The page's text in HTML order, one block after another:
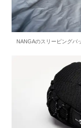
NANGAのスリーピングバ